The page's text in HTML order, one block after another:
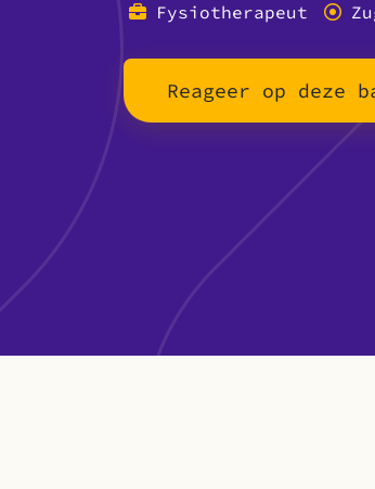
Fysiotherapeut
Reageer op deze